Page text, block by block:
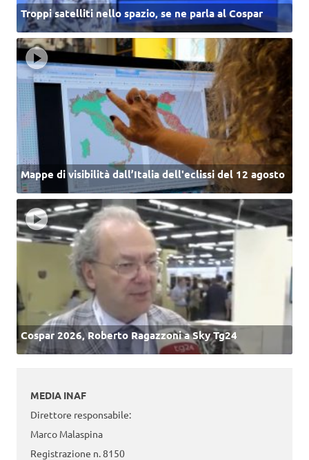
Troppi satelliti nello spazio, se ne parla al Cospar
Mappe di visibilità dall’Italia dell'eclissi del 12 agosto
Cospar 2026, Roberto Ragazzoni a Sky Tg24
MEDIA INAF
Direttore responsabile:
Marco Malaspina
Registrazione n. 8150